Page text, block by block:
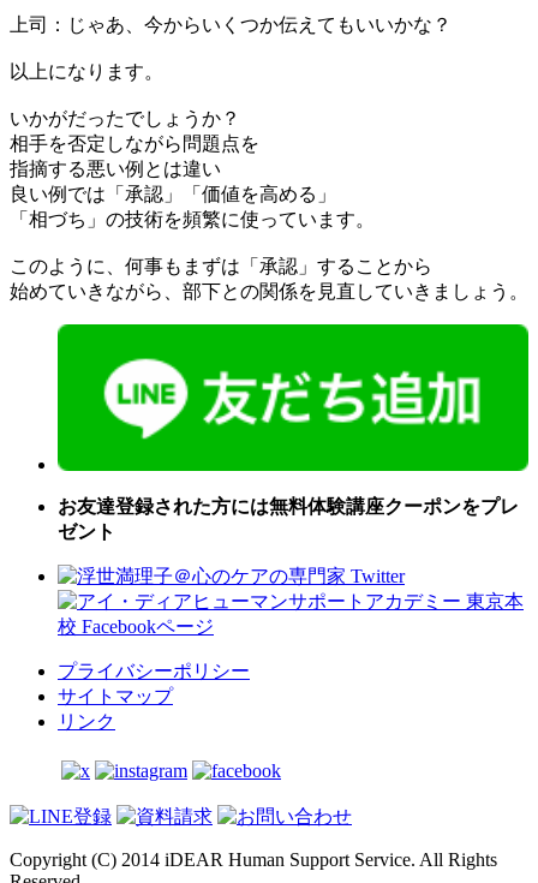
上司：じゃあ、今からいくつか伝えてもいいかな？
以上になります。
いかがだったでしょうか？
相手を否定しながら問題点を
指摘する悪い例とは違い
良い例では「承認」「価値を高める」
「相づち」の技術を頻繁に使っています。
このように、何事もまずは「承認」することから
始めていきながら、部下との関係を見直していきましょう。
お友達登録された方には無料体験講座クーポンをプレ
ゼント
プライバシーポリシー
サイトマップ
リンク
Copyright (C) 2014 iDEAR Human Support Service. All Rights